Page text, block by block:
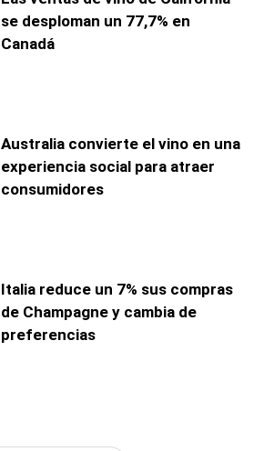
se desploman un 77,7% en
Canadá
Australia convierte el vino en una
experiencia social para atraer
consumidores
Italia reduce un 7% sus compras
de Champagne y cambia de
preferencias